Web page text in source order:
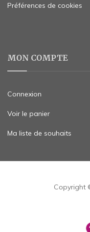
Préférences de cookies
MON COMPTE
Connexion
Voir le panier
Ma liste de souhaits
Copyright